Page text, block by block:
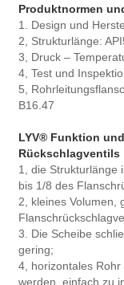
Produktnormen
1. Design und
2, Strukturlänge:
3, Druck –
4, Test und
5,
B16.47
LYV® Funktion
Rückschlagventils
1, die Strukturlänge
bis 1/8 des
2, kleines Volumen,
3. Die Scheibe
gering;
4, horizontales
werden, einfach zu